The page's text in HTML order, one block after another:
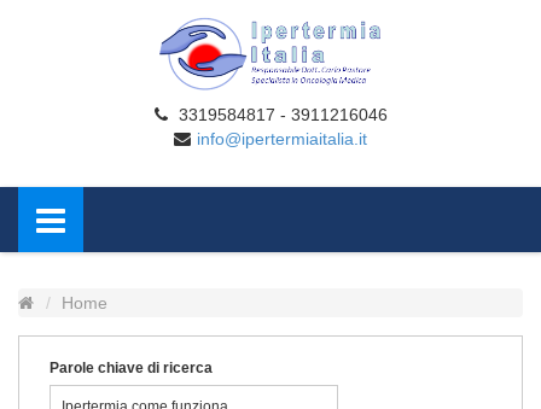
3319584817 - 3911216046
info@ipertermiaitalia.it
Home
Parole chiave di ricerca